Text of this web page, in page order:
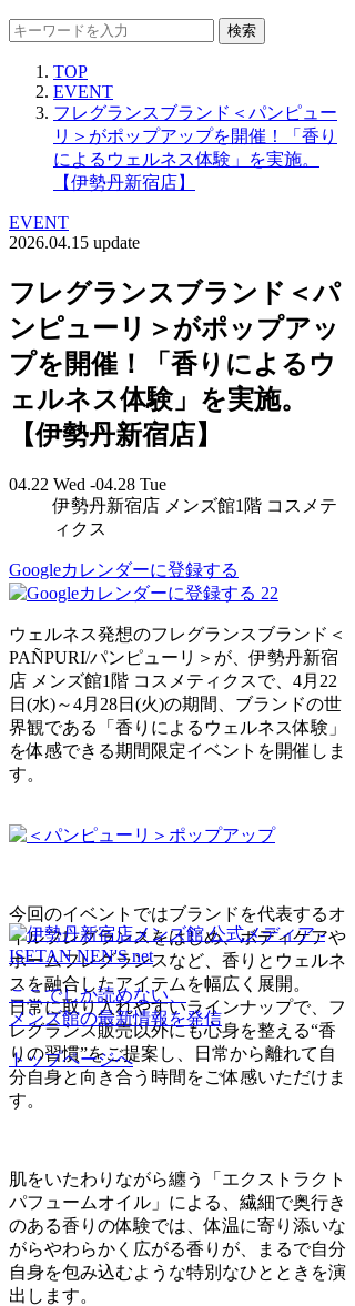
検索
TOP
EVENT
フレグランスブランド＜パンピュー
リ＞がポップアップを開催！「香り
によるウェルネス体験」を実施。
【伊勢丹新宿店】
EVENT
2026.04.15 update
フレグランスブランド＜パ
ンピューリ＞がポップアッ
プを開催！「香りによるウ
ェルネス体験」を実施。
【伊勢丹新宿店】
04.22 Wed -04.28 Tue
伊勢丹新宿店 メンズ館1階 コスメテ
ィクス
Googleカレンダーに登録する
22
ウェルネス発想のフレグランスブランド＜
PAÑPURI/パンピューリ＞が、伊勢丹新宿
店 メンズ館1階 コスメティクスで、4月22
日(水)～4月28日(火)の期間、ブランドの世
界観である「香りによるウェルネス体験」
を体感できる期間限定イベントを開催しま
す。
今回のイベントではブランドを代表するオ
イルフレグランスをはじめ、ボディケアや
ホームフレグランスなど、香りとウェルネ
スを融合したアイテムを幅広く展開。
日常に取り入れやすいラインナップで、フ
レグランス販売以外にも心身を整える“香
りの習慣”をご提案し、日常から離れて自
分自身と向き合う時間をご体感いただけま
す。
肌をいたわりながら纏う「エクストラクト
パフュームオイル」による、繊細で奥行き
のある香りの体験では、体温に寄り添いな
がらやわらかく広がる香りが、まるで自分
自身を包み込むような特別なひとときを演
出します。
ここでしか読めない、
メンズ館の最新情報を発信
トップページへ